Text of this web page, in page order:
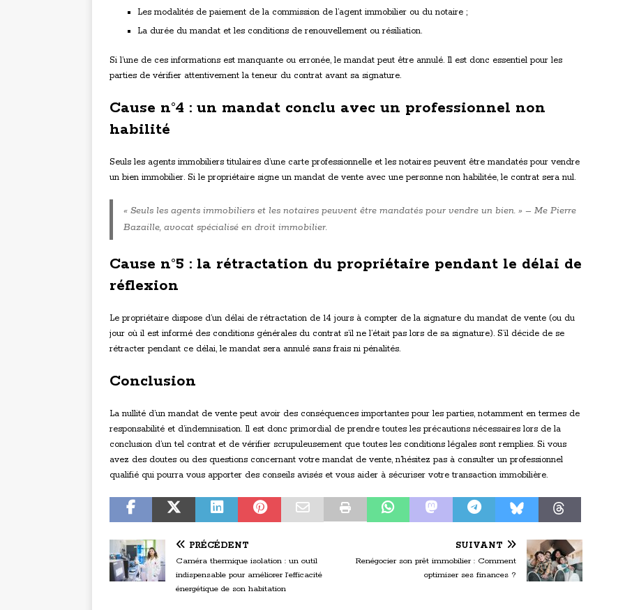
Les modalités de paiement de la commission de l’agent immobilier ou du notaire ;
La durée du mandat et les conditions de renouvellement ou résiliation.
Si l’une de ces informations est manquante ou erronée, le mandat peut être annulé. Il est donc essentiel pour les
parties de vérifier attentivement la teneur du contrat avant sa signature.
Cause n°4 : un mandat conclu avec un professionnel non
habilité
Seuls les agents immobiliers titulaires d’une carte professionnelle et les notaires peuvent être mandatés pour vendre
un bien immobilier. Si le propriétaire signe un mandat de vente avec une personne non habilitée, le contrat sera nul.
« Seuls les agents immobiliers et les notaires peuvent être mandatés pour vendre un bien. » – Me Pierre
Bazaille, avocat spécialisé en droit immobilier.
Cause n°5 : la rétractation du propriétaire pendant le délai de
réflexion
Le propriétaire dispose d’un délai de rétractation de 14 jours à compter de la signature du mandat de vente (ou du
jour où il est informé des conditions générales du contrat s’il ne l’était pas lors de sa signature). S’il décide de se
rétracter pendant ce délai, le mandat sera annulé sans frais ni pénalités.
Conclusion
La nullité d’un mandat de vente peut avoir des conséquences importantes pour les parties, notamment en termes de
responsabilité et d’indemnisation. Il est donc primordial de prendre toutes les précautions nécessaires lors de la
conclusion d’un tel contrat et de vérifier scrupuleusement que toutes les conditions légales sont remplies. Si vous
avez des doutes ou des questions concernant votre mandat de vente, n’hésitez pas à consulter un professionnel
qualifié qui pourra vous apporter des conseils avisés et vous aider à sécuriser votre transaction immobilière.
PRÉCÉDENT
Caméra thermique isolation : un outil
indispensable pour améliorer l’efficacité
énergétique de son habitation
SUIVANT
Renégocier son prêt immobilier : Comment
optimiser ses finances ?